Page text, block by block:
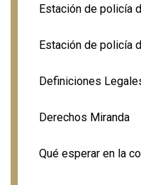
Estación de policía
Estación de policía
Definiciones
Derechos Miranda
Qué esperar en la